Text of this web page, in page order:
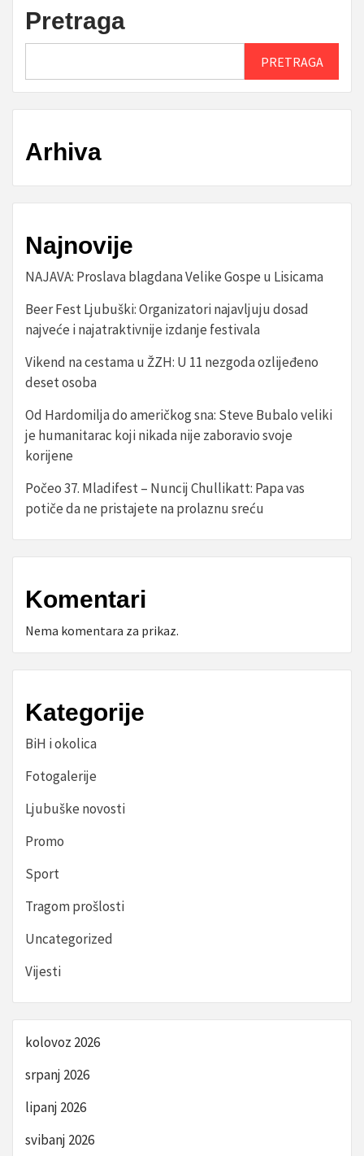
Pretraga
PRETRAGA
Arhiva
Najnovije
NAJAVA: Proslava blagdana Velike Gospe u Lisicama
Beer Fest Ljubuški: Organizatori najavljuju dosad
najveće i najatraktivnije izdanje festivala
Vikend na cestama u ŽZH: U 11 nezgoda ozlijeđeno
deset osoba
Od Hardomilja do američkog sna: Steve Bubalo veliki
je humanitarac koji nikada nije zaboravio svoje
korijene
Počeo 37. Mladifest – Nuncij Chullikatt: Papa vas
potiče da ne pristajete na prolaznu sreću
Komentari
Nema komentara za prikaz.
Kategorije
BiH i okolica
Fotogalerije
Ljubuške novosti
Promo
Sport
Tragom prošlosti
Uncategorized
Vijesti
kolovoz 2026
srpanj 2026
lipanj 2026
svibanj 2026